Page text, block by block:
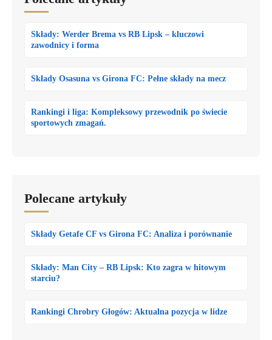
Składy: Werder Brema vs RB Lipsk – kluczowi
zawodnicy i forma
Składy Osasuna vs Girona FC: Pełne składy na mecz
Rankingi i liga: Kompleksowy przewodnik po świecie
sportowych zmagań.
Polecane artykuły
Składy Getafe CF vs Girona FC: Analiza i porównanie
Składy: Man City – RB Lipsk: Kto zagra w hitowym
starciu?
Rankingi Chrobry Głogów: Aktualna pozycja w lidze